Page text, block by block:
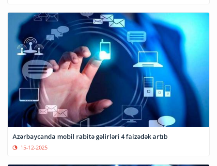
Azərbaycanda mobil rabitə gəlirləri 4 faizədək artıb
15-12-2025